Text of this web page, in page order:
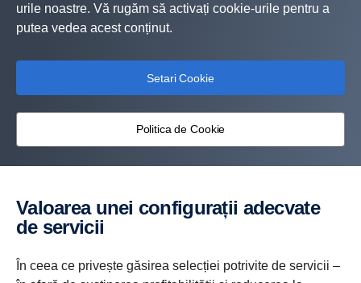
urile noastre. Vă rugăm să activați cookie-urile pentru a
putea vedea acest conținut.
Setari Cookie
Politica de Cookie
Valoarea unei configurații adecvate
de servicii
În ceea ce privește găsirea selecției potrivite de servicii –